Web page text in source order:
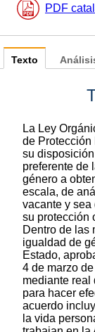
PDF
Texto
La Ley
de Protección
su
preferente de
género a
escala, de
vacante y sea
su protección
Dentro de las
igualdad de
Estado,
4 de marzo
mediante real
para hacer
acuerdo
la vida